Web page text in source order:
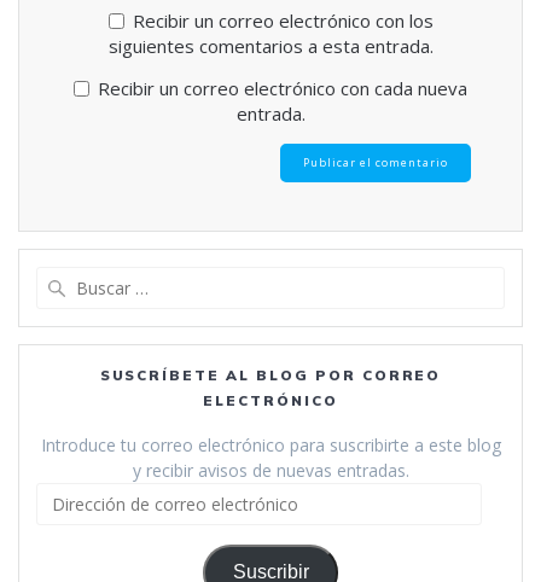
Recibir un correo electrónico con los
siguientes comentarios a esta entrada.
Recibir un correo electrónico con cada nueva
entrada.
SUSCRÍBETE AL BLOG POR CORREO
ELECTRÓNICO
Introduce tu correo electrónico para suscribirte a este blog
y recibir avisos de nuevas entradas.
Dirección
de
correo
electrónico
Suscribir